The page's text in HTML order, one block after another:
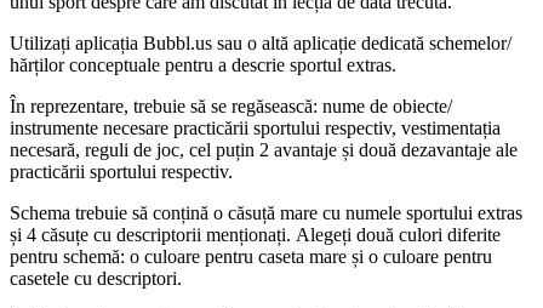
Utilizați aplicația Bubbl.us sau o altă aplicație dedicată schemelor/
hărților conceptuale pentru a descrie sportul extras.
În reprezentare, trebuie să se regăsească: nume de obiecte/
instrumente necesare practicării sportului respectiv, vestimentația
necesară, reguli de joc, cel puțin 2 avantaje și două dezavantaje ale
practicării sportului respectiv.
Schema trebuie să conțină o căsuță mare cu numele sportului extras
și 4 căsuțe cu descriptorii menționați. Alegeți două culori diferite
pentru schemă: o culoare pentru caseta mare și o culoare pentru
casetele cu descriptori.